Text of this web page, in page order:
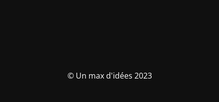
© Un max d'idées 2023